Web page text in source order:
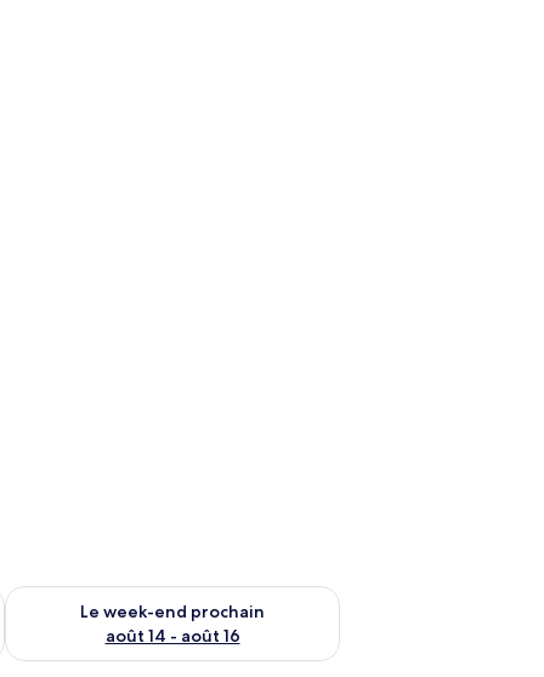
août 7 - août 9
Le week-end prochain
août 14 - août 16
Vérifier la disponibilité pour le week-end prochain août 14 -